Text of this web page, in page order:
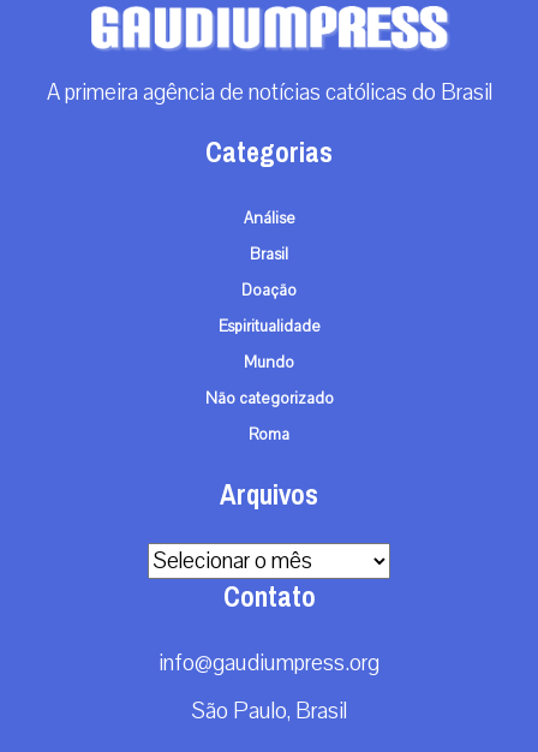
A primeira agência de notícias católicas do Brasil
Categorias
Análise
Brasil
Doação
Espiritualidade
Mundo
Não categorizado
Roma
Arquivos
Arquivos
Contato
info@gaudiumpress.org
São Paulo, Brasil